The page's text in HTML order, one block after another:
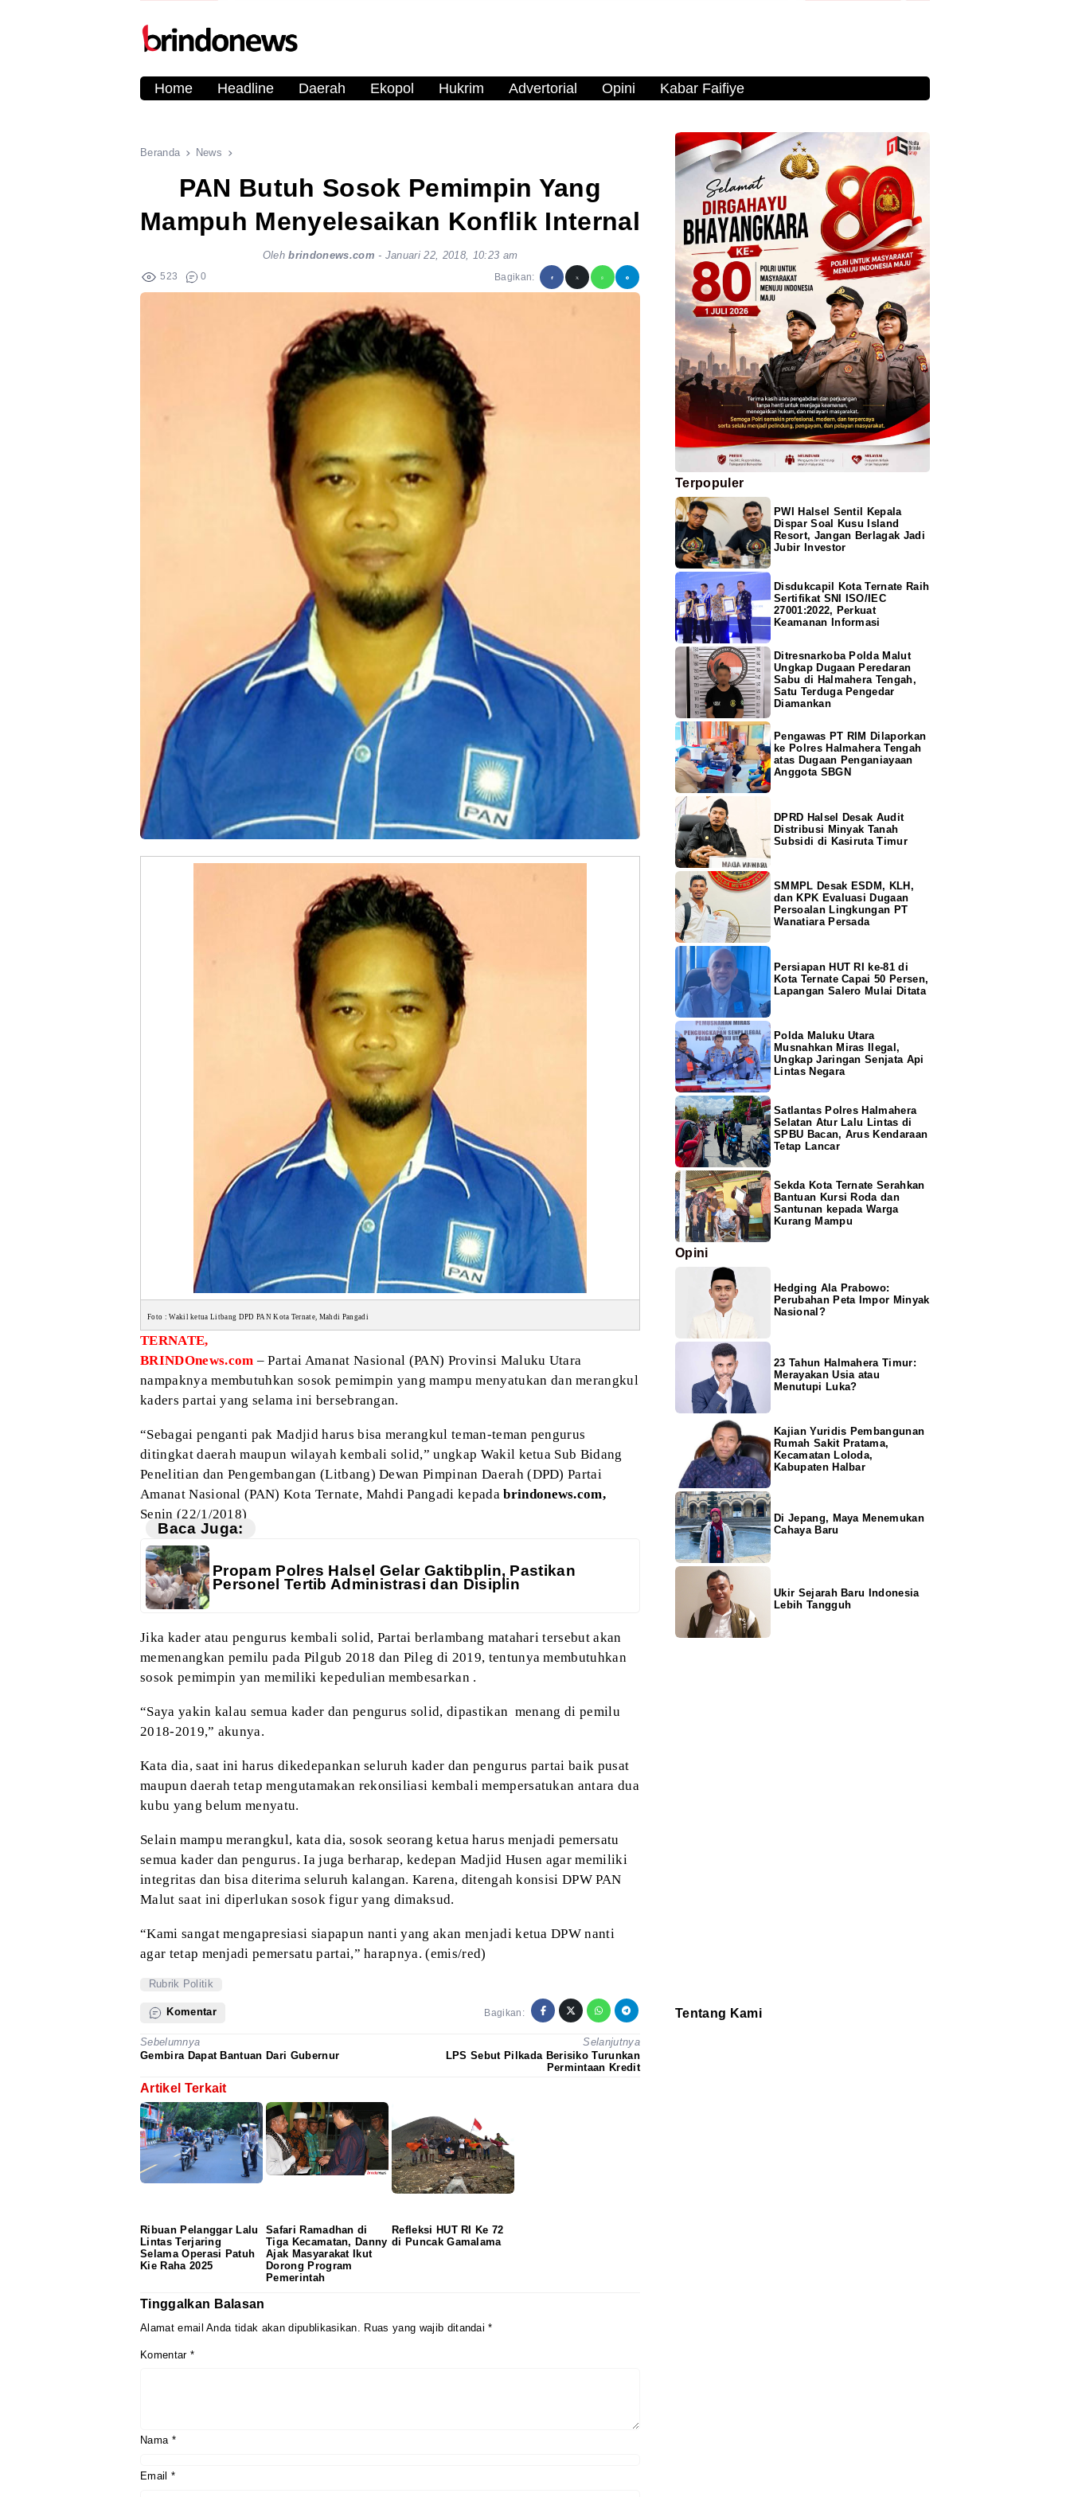
Home Headline Daerah Ekopol Hukrim Advertorial Opini Kabar Faifiye
Beranda News
PAN Butuh Sosok Pemimpin Yang
Mampuh Menyelesaikan Konflik Internal
Olehbrindonews.com - Januari 22, 2018, 10:23 am
523 0 Bagikan:
Foto : Wakilketua Litbang DPD PAN Kota Ternate, Mahdi Pangadi
TERNATE,
BRINDOnews.com – Partai Amanat Nasional (PAN) Provinsi Maluku Utara
nampaknya membutuhkan sosok pemimpin yang mampu menyatukan dan merangkul
kaders partai yang selama ini bersebrangan.
“Sebagai penganti pak Madjid harus bisa merangkul teman-teman pengurus
ditingkat daerah maupun wilayah kembali solid,” ungkap Wakil ketua Sub Bidang
Penelitian dan Pengembangan (Litbang) Dewan Pimpinan Daerah (DPD) Partai
Amanat Nasional (PAN) Kota Ternate, Mahdi Pangadi kepadabrindonews.com,
Senin (22/1/2018)
Baca Juga:
Propam Polres Halsel Gelar Gaktibplin, Pastikan
Personel Tertib Administrasi dan Disiplin
Jika kader atau pengurus kembali solid, Partai berlambang matahari tersebut akan
memenangkan pemilu pada Pilgub 2018 dan Pileg di 2019, tentunya membutuhkan
sosok pemimpin yan memiliki kepedulian membesarkan .
“Saya yakin kalau semua kader dan pengurus solid, dipastikan menang di pemilu
2018-2019,” akunya.
Kata dia, saat ini harus dikedepankan seluruh kader dan pengurus partai baik pusat
maupun daerah tetap mengutamakan rekonsiliasi kembali mempersatukan antara dua
kubu yang belum menyatu.
Selain mampu merangkul, kata dia, sosok seorang ketua harus menjadi pemersatu
semua kader dan pengurus. Ia juga berharap, kedepan Madjid Husen agar memiliki
integritas dan bisa diterima seluruh kalangan. Karena, ditengah konsisi DPW PAN
Malut saat ini diperlukan sosok figur yang dimaksud.
“Kami sangat mengapresiasi siapapun nanti yang akan menjadi ketua DPW nanti
agar tetap menjadi pemersatu partai,” harapnya. (emis/red)
Rubrik Politik
Komentar Bagikan:
Sebelumnya
Gembira Dapat Bantuan Dari Gubernur
Selanjutnya
LPS Sebut Pilkada Berisiko Turunkan
Permintaan Kredit
Artikel Terkait
Ribuan Pelanggar Lalu
Lintas Terjaring
Selama Operasi Patuh
Kie Raha 2025
Safari Ramadhan di
Tiga Kecamatan, Danny
Ajak Masyarakat Ikut
Dorong Program
Pemerintah
Refleksi HUT RI Ke 72
di Puncak Gamalama
Tinggalkan Balasan
Alamat email Anda tidak akan dipublikasikan. Ruas yang wajib ditandai*
Komentar *
Nama *
Email *
Terpopuler
PWI Halsel Sentil Kepala
Dispar Soal Kusu Island
Resort, Jangan Berlagak Jadi
Jubir Investor
Disdukcapil Kota Ternate Raih
Sertifikat SNI ISO/IEC
27001:2022, Perkuat
Keamanan Informasi
Ditresnarkoba Polda Malut
Ungkap Dugaan Peredaran
Sabu di Halmahera Tengah,
Satu Terduga Pengedar
Diamankan
Pengawas PT RIM Dilaporkan
ke Polres Halmahera Tengah
atas Dugaan Penganiayaan
Anggota SBGN
DPRD Halsel Desak Audit
Distribusi Minyak Tanah
Subsidi di Kasiruta Timur
SMMPL Desak ESDM, KLH,
dan KPK Evaluasi Dugaan
Persoalan Lingkungan PT
Wanatiara Persada
Persiapan HUT RI ke-81 di
Kota Ternate Capai 50 Persen,
Lapangan Salero Mulai Ditata
Polda Maluku Utara
Musnahkan Miras Ilegal,
Ungkap Jaringan Senjata Api
Lintas Negara
Satlantas Polres Halmahera
Selatan Atur Lalu Lintas di
SPBU Bacan, Arus Kendaraan
Tetap Lancar
Sekda Kota Ternate Serahkan
Bantuan Kursi Roda dan
Santunan kepada Warga
Kurang Mampu
Opini
Hedging Ala Prabowo:
Perubahan Peta Impor Minyak
Nasional?
23 Tahun Halmahera Timur:
Merayakan Usia atau
Menutupi Luka?
Kajian Yuridis Pembangunan
Rumah Sakit Pratama,
Kecamatan Loloda,
Kabupaten Halbar
Di Jepang, Maya Menemukan
Cahaya Baru
Ukir Sejarah Baru Indonesia
Lebih Tangguh
Tentang Kami